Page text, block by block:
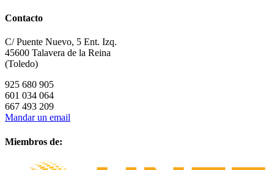
Contacto
C/ Puente Nuevo, 5 Ent. Izq.
45600 Talavera de la Reina
(Toledo)
925 680 905
601 034 064
667 493 209
Mandar un email
Miembros de: